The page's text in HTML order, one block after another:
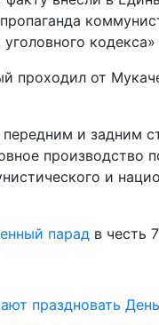
проходил от
и
производство
и
парад в честь
праздновать